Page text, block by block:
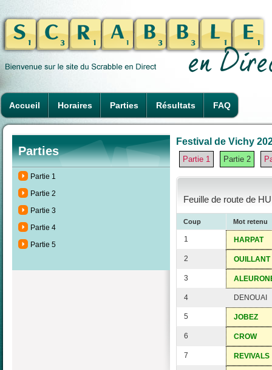
Accueil Horaires Parties Résultats FAQ
Parties
Partie 1
Partie 2
Partie 3
Partie 4
Partie 5
Festival de Vichy
Partie 1 Partie 2
Feuille de route de
Coup Mot retenu
1 HARPAT
2 OUILLANT
3
4 DENOUAI
5 JOBEZ
6 CROW
7 REVIVALS